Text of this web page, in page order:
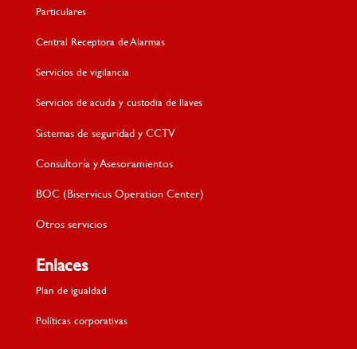
Particulares
Central Receptora de Alarmas
Servicios de vigilancia
Servicios de acuda y custodia de llaves
Sistemas de seguridad y CCTV
Consultoría y Asesoramientos
BOC (Biservicus Operation Center)
Otros servicios
Enlaces
Plan de igualdad
Políticas corporativas